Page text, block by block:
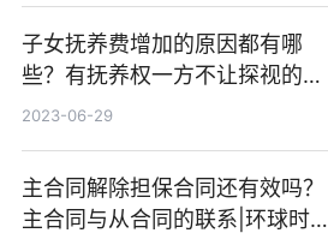
子女抚养费增加的原因都有哪
些？有抚养权一方不让探视的怎
么办？ 当前播报
2023-06-29
主合同解除担保合同还有效吗？
主合同与从合同的联系|环球时快